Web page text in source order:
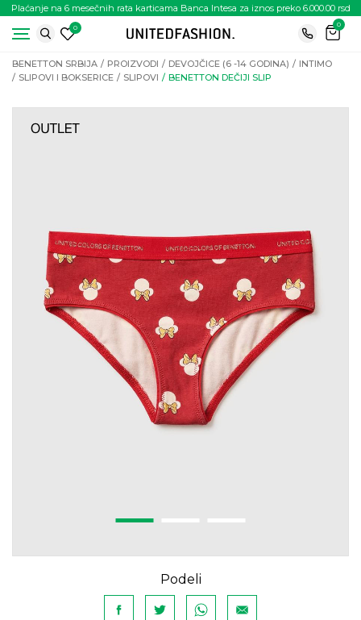
Plaćanje na 6 mesečnih rata karticama Banca Intesa za iznos preko 6.000.00 rsd
0
0
BENETTON SRBIJA PROIZVODI DEVOJČICE (6 -14 GODINA)
INTIMO
SLIPOVI I BOKSERICE
SLIPOVI BENETTON DEČIJI SLIP
Podeli